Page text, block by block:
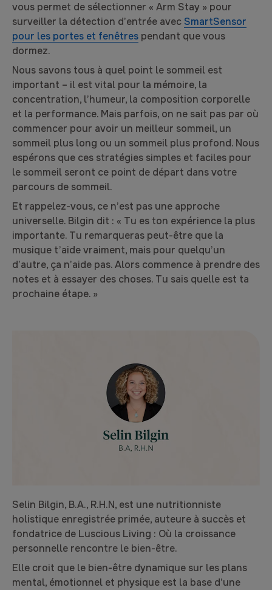
vous permet de sélectionner « Arm Stay » pour
surveiller la détection d’entrée avec SmartSensor
pour les portes et fenêtres pendant que vous
dormez.
Nous savons tous à quel point le sommeil est
important – il est vital pour la mémoire, la
concentration, l’humeur, la composition corporelle
et la performance. Mais parfois, on ne sait pas par où
commencer pour avoir un meilleur sommeil, un
sommeil plus long ou un sommeil plus profond. Nous
espérons que ces stratégies simples et faciles pour
le sommeil seront ce point de départ dans votre
parcours de sommeil.
Et rappelez-vous, ce n’est pas une approche
universelle. Bilgin dit : « Tu es ton expérience la plus
importante. Tu remarqueras peut-être que la
musique t’aide vraiment, mais pour quelqu’un
d’autre, ça n’aide pas. Alors commence à prendre des
notes et à essayer des choses. Tu sais quelle est ta
prochaine étape. »
Selin Bilgin, B.A., R.H.N, est une nutritionniste
holistique enregistrée primée, auteure à succès et
fondatrice de Luscious Living : Où la croissance
personnelle rencontre le bien-être.
Elle croit que le bien-être dynamique sur les plans
mental, émotionnel et physique est la base d’une